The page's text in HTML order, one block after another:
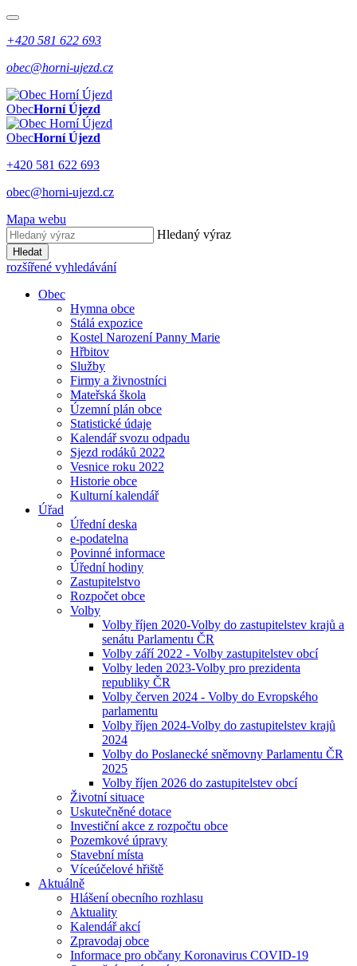
+420 581 622 693
obec@horni-ujezd.cz
ObecHorní Újezd
ObecHorní Újezd
+420 581 622 693
obec@horni-ujezd.cz
Mapa webu
Hledaný výraz
Hledat
rozšířené vyhledávání
Obec
Hymna obce
Stálá expozice
Kostel Narození Panny Marie
Hřbitov
Služby
Firmy a živnostníci
Mateřská škola
Územní plán obce
Statistické údaje
Kalendář svozu odpadu
Sjezd rodáků 2022
Vesnice roku 2022
Historie obce
Kulturní kalendář
Úřad
Úřední deska
e-podatelna
Povinné informace
Úřední hodiny
Zastupitelstvo
Rozpočet obce
Volby
Volby říjen 2020-Volby do zastupitelstev krajů a
senátu Parlamentu ČR
Volby září 2022 - Volby zastupitelstev obcí
Volby leden 2023-Volby pro prezidenta
republiky ČR
Volby červen 2024 - Volby do Evropského
parlamentu
Volby říjen 2024-Volby do zastupitelstev krajů
2024
Volby do Poslanecké sněmovny Parlamentu ČR
2025
Volby říjen 2026 do zastupitelstev obcí
Životní situace
Uskutečněné dotace
Investiční akce z rozpočtu obce
Pozemkové úpravy
Stavební místa
Víceúčelové hřiště
Aktuálně
Hlášení obecního rozhlasu
Aktuality
Kalendář akcí
Zpravodaj obce
Informace pro občany Koronavirus COVID-19